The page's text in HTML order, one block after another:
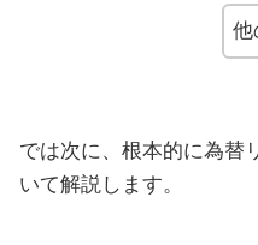
他
では次に、根本的に為替
いて解説します。